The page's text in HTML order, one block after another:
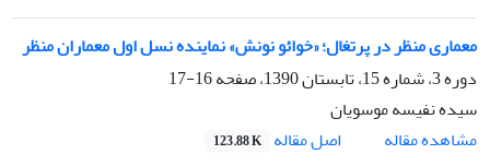
معماری منظر در پرتغال؛ «خوائو نونش» نماینده نسل اول معماران منظر
دوره 3، شماره 15، تابستان 1390، صفحه
16-17
سیده نفیسه موسویان
مشاهده مقاله
اصل مقاله 123.88 K